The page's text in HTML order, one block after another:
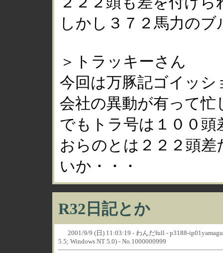
しかし３７２馬力の
＞トラッキーさん
今回は万豚記ゴイッ
会社の異動が有って
でもトラ号は１００頭
おらのとは２２２頭
いか・・・
R32日記とか
2001/9/9 (日) 11:03:19 - わんだfull - p3188-
5.5; Windows NT 5.0) - No.1000000999